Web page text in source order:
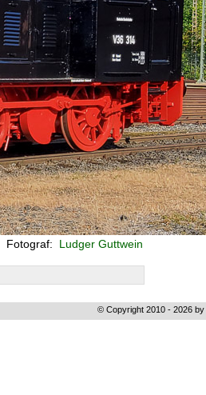
Fotograf: Ludger Guttwein
© Copyright 2010 - 2026 by